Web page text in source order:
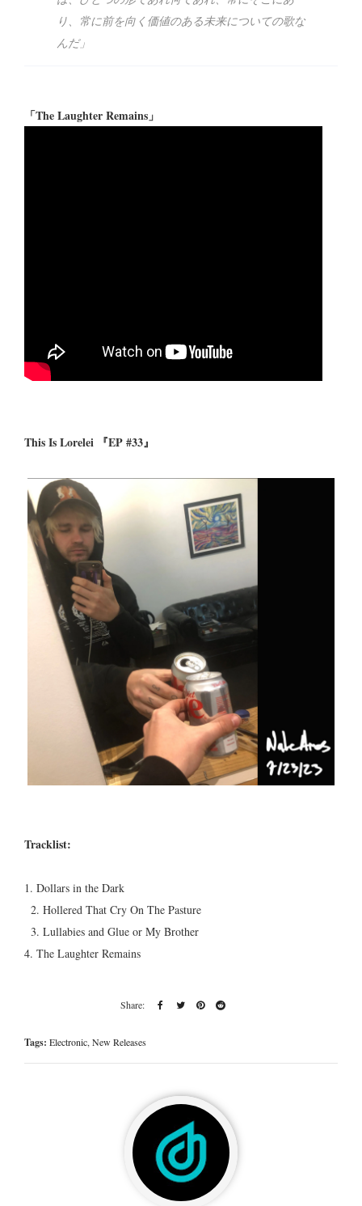
り、常に前を向く価値のある未来についての歌な
んだ」
「The Laughter Remains」
This Is Lorelei 『EP #33』
Tracklist:
1. Dollars in the Dark
2. Hollered That Cry On The Pasture
3. Lullabies and Glue or My Brother
4. The Laughter Remains
Tags: Electronic,New Releases